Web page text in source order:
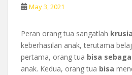
May 3, 2021
Peran orang tua sangatlah
keberhasilan anak, terutama
pertama, orang tua bisa
anak. Kedua, orang tua bisa